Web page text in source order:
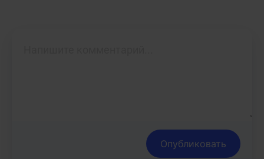
Опубликовать